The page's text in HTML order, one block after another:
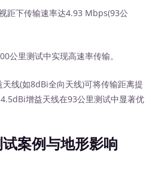
下传输速率达4.93 Mbps(93公
里测试中实现高速率传输。
天线(如8dBi全向天线)可将传输距离提
增益天线在93公里测试中显著优
案例与地形影响